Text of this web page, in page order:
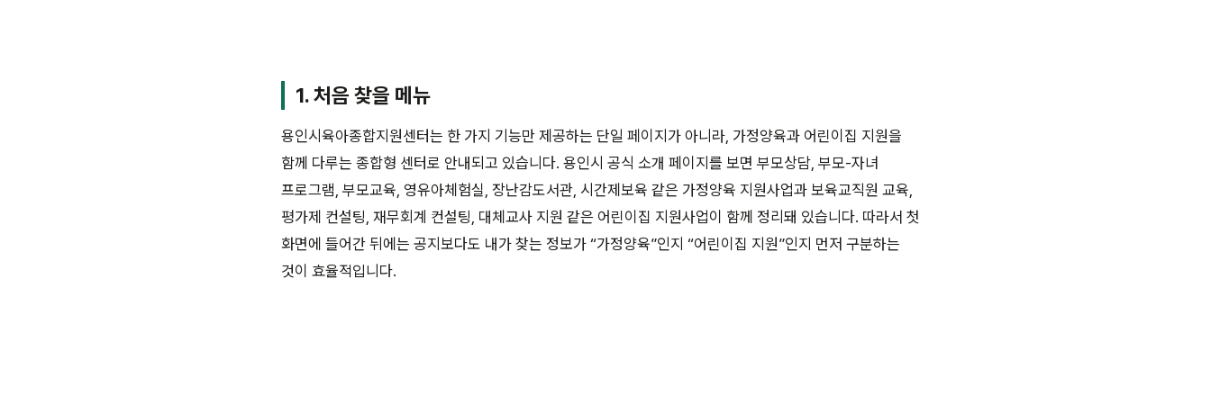
1. 처음 찾을 메뉴
용인시육아종합지원센터는 한 가지 기능만 제공하는 단일 페이지가 아니라, 가정양육과 어린이집 지원을
함께 다루는 종합형 센터로 안내되고 있습니다. 용인시 공식 소개 페이지를 보면 부모상담, 부모-자녀
프로그램, 부모교육, 영유아체험실, 장난감도서관, 시간제보육 같은 가정양육 지원사업과 보육교직원 교육,
평가제 컨설팅, 재무회계 컨설팅, 대체교사 지원 같은 어린이집 지원사업이 함께 정리돼 있습니다. 따라서 첫
화면에 들어간 뒤에는 공지보다도 내가 찾는 정보가 “가정양육”인지 “어린이집 지원”인지 먼저 구분하는
것이 효율적입니다.